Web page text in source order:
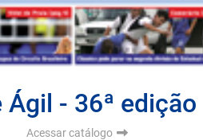
Ágil - 36ª edição
Acessar catálogo